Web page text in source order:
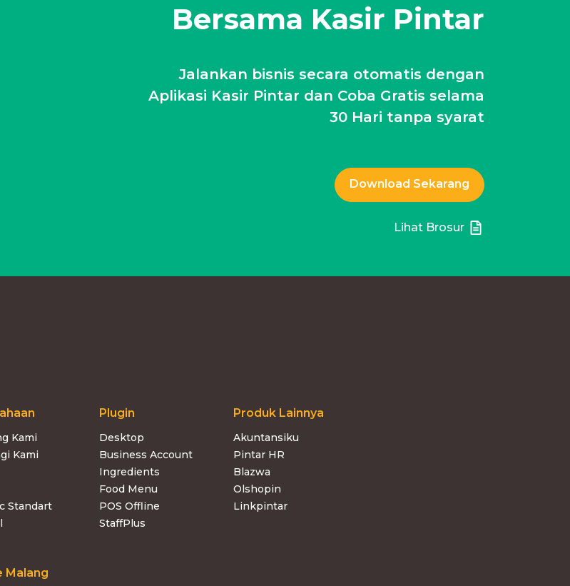
Bersama Kasir Pintar
Jalankan bisnis secara otomatis dengan
Aplikasi Kasir Pintar dan Coba Gratis selama
30 Hari tanpa syarat
Download Sekarang
Lihat Brosur
Kami
Kami
Standart
Plugin
Desktop
Business Account
Ingredients
Food Menu
POS Offline
StaffPlus
Produk Lainnya
Akuntansiku
Pintar HR
Blazwa
Olshopin
Linkpintar
Malang